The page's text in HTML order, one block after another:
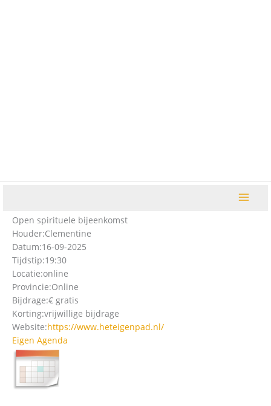
Open spirituele bijeenkomst
Houder:Clementine
Datum:16-09-2025
Tijdstip:19:30
Locatie:online
Provincie:Online
Bijdrage:€ gratis
Korting:vrijwillige bijdrage
Website:https://www.heteigenpad.nl/
Eigen Agenda